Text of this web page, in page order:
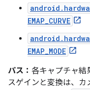
EMAP_CURVE
EMAP_MODE
パス： 各キャプチャ結
スゲインと変換は、カ